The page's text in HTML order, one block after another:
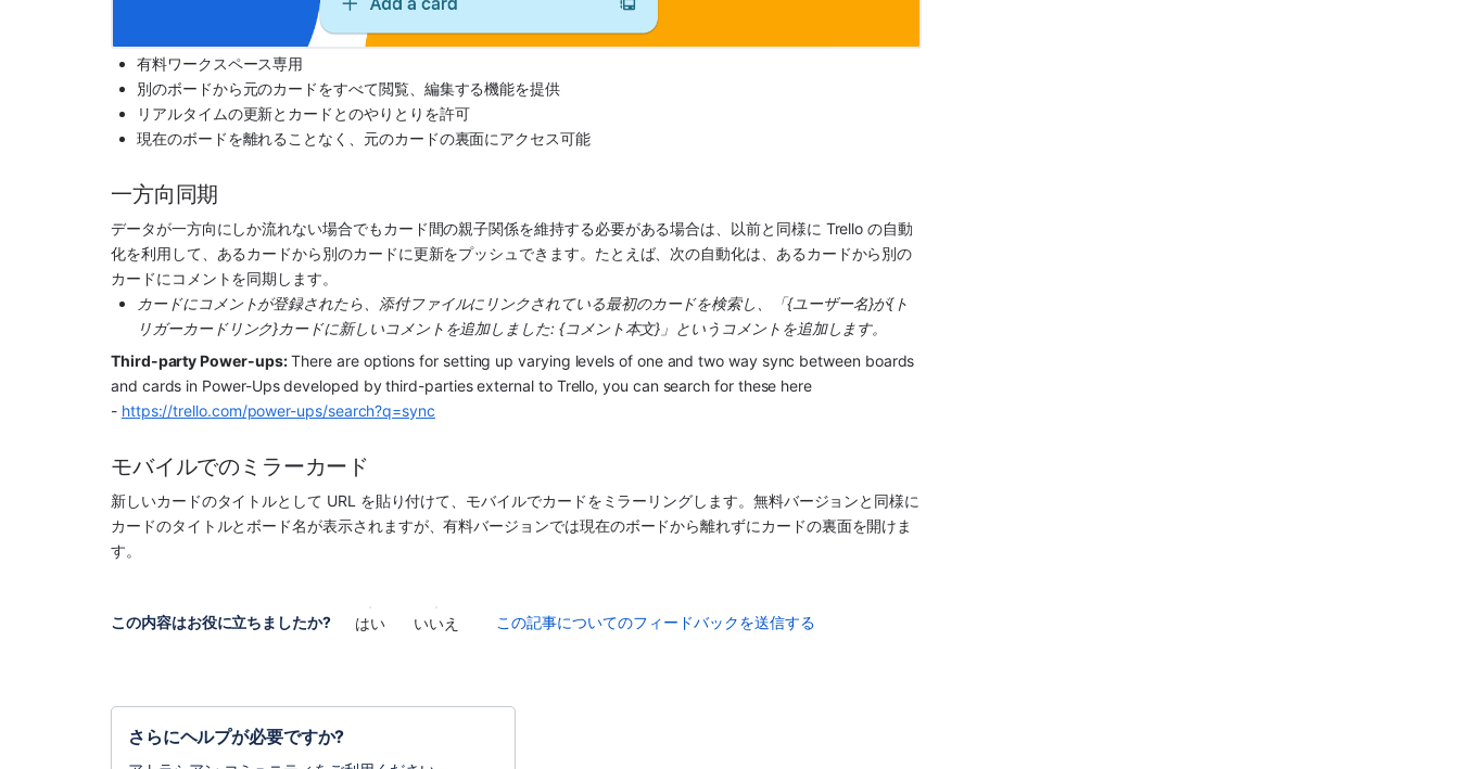
有料ワークスペース専用
別のボードから元のカードをすべて閲覧、編集する機能を提供
リアルタイムの更新とカードとのやりとりを許可
現在のボードを離れることなく、元のカードの裏面にアクセス可能
一方向同期
データが一方向にしか流れない場合でもカード間の親子関係を維持する必要がある場合は、以前と同様に Trello の自動
化を利用して、あるカードから別のカードに更新をプッシュできます。たとえば、次の自動化は、あるカードから別の
カードにコメントを同期します。
カードにコメントが登録されたら、添付ファイルにリンクされている最初のカードを検索し、「{ユーザー名}が{ト
リガーカードリンク}カードに新しいコメントを追加しました: {コメント本文}」というコメントを追加します。
Third-party Power-ups: There are options for setting up varying levels of one and two way sync between boards
and cards in Power-Ups developed by third-parties external to Trello, you can search for these here
- https://trello.com/power-ups/search?q=sync
モバイルでのミラーカード
新しいカードのタイトルとして URL を貼り付けて、モバイルでカードをミラーリングします。無料バージョンと同様に
カードのタイトルとボード名が表示されますが、有料バージョンでは現在のボードから離れずにカードの裏面を開けま
す。
この内容はお役に立ちましたか? はい いいえ この記事についてのフィードバックを送信する
さらにヘルプが必要ですか?